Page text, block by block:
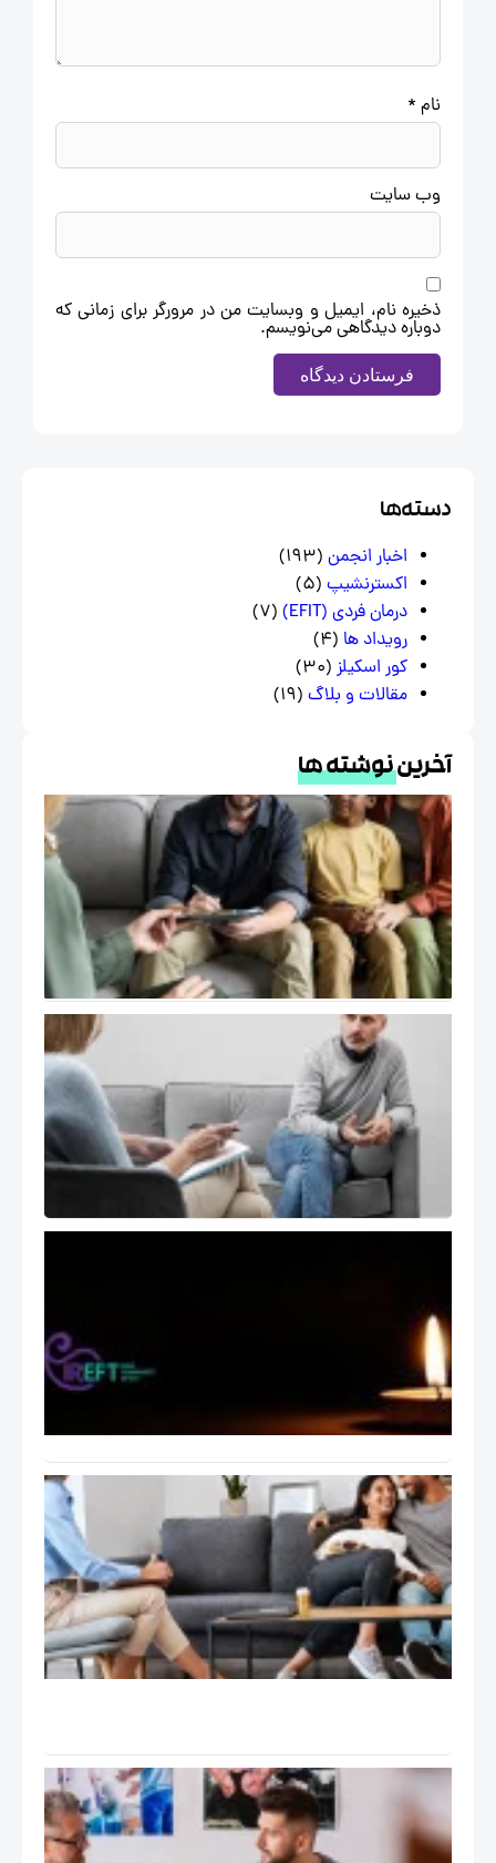
وب‌ سایت
ذخیره نام، ایمیل و وبسایت من در مرورگر برای زمانی که
دوباره دیدگاهی می‌نویسم.
اخبار انجمن(193)
اکسترنشیپ(5)
درمان فردی (EFIT)
(7)
رویداد ها(4)
کور اسکیلز(30)
مقالات و بلاگ (19)
نوشته ها
درمان
هیجان
EFT و
خانواده
در
فرهنگ
خود
درمانگر در
اتاق درمان
( The Self
of the
Therapist
)
ایران
بابت
اتفاقات
ایران
راهنمای
عملی
جلسات
درمان
هیجان
مدار
EFT:
تانگو
Tango
سوپرویژن
و رشد
حرفه ای
درمانگر